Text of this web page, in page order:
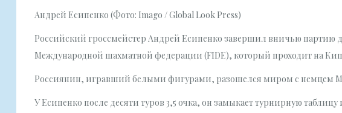
Андрей Есипенко (Фото: Imago / Global Look Press)
Российский гроссмейстер Андрей Есипенко завершил вничью партию
Международной шахматной федерации (FIDE), который проходит на
Россиянин, игравший белыми фигурами, разошелся миром с немцем
У Есипенко после десяти туров 3,5 очка, он замыкает турнирную